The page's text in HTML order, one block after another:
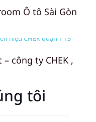
Ô tô Sài Gòn
công ty CHEK ,
tôi